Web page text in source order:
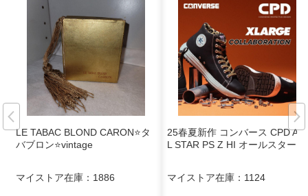
LE TABAC BLOND CARON⭐タ
バブロン⭐vintage
マイストア在庫： 1886
25春夏新作 コンバース CPD AL
L STAR PS Z HI オールスター
マイストア在庫： 1124